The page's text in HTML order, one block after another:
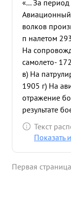
«... За
Авиационный
волков
п налетом
На
самолето-
в) На
1905 г) На
отражение
результате
чел. живой
орудий, 2
Текст
Показать
Первая